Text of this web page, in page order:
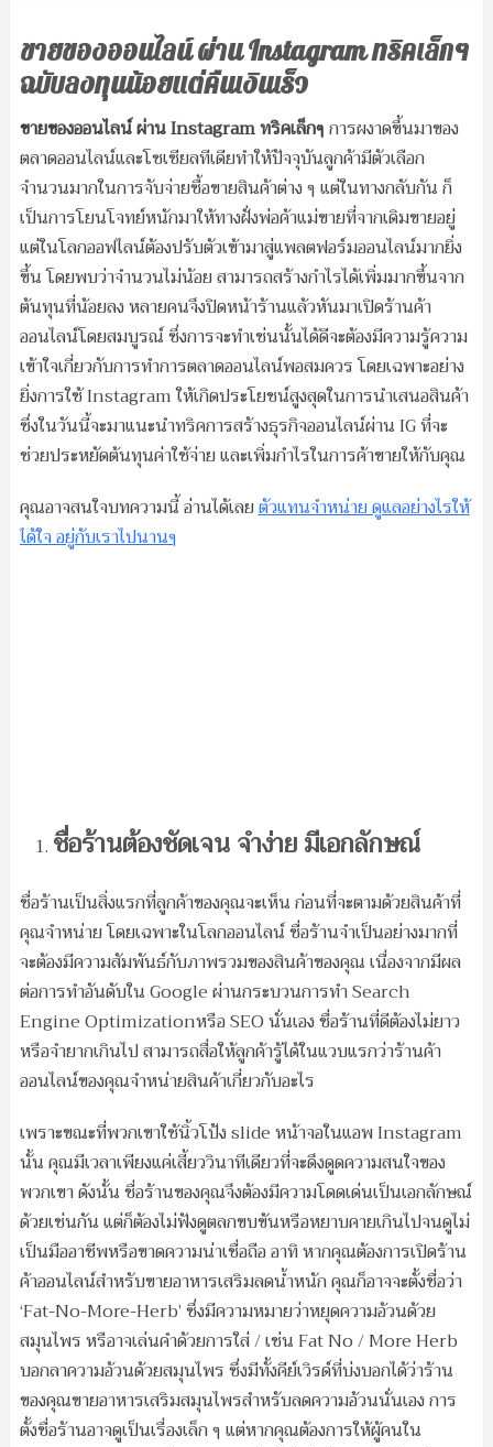
ขายของออนไลน์ ผ่านInstagram ทริคเล็กๆ
ฉบับลงทุนน้อยแต่คืนเงินเร็ว
ขายของออนไลน์ ผ่าน Instagram ทริคเล็กๆการผงาดขึ้นมาของ
ตลาดออนไลน์และโซเชียลทีเดียทำให้ปัจจุบันลูกค้ามีตัวเลือก
จำนวนมากในการจับจ่ายซื้อขายสินค้าต่าง ๆ แต่ในทางกลับกัน ก็
เป็นการโยนโจทย์หนักมาให้ทางฝั่งพ่อค้าแม่ขายที่จากเดิมขายอยู่
แต่ในโลกออฟไลน์ต้องปรับตัวเข้ามาสู่แพลตฟอร์มออนไลน์มากยิ่ง
ขึ้น โดยพบว่าจำนวนไม่น้อย สามารถสร้างกำไรได้เพิ่มมากขึ้นจาก
ต้นทุนที่น้อยลง หลายคนจึงปิดหน้าร้านแล้วหันมาเปิดร้านค้า
ออนไลน์โดยสมบูรณ์ ซึ่งการจะทำเช่นนั้นได้ดีจะต้องมีความรู้ความ
เข้าใจเกี่ยวกับการทำการตลาดออนไลน์พอสมควร โดยเฉพาะอย่าง
ยิ่งการใช้ Instagram ให้เกิดประโยชน์สูงสุดในการนำเสนอสินค้า
ซึ่งในวันนี้จะมาแนะนำทริคการสร้างธุรกิจออนไลน์ผ่าน IG ที่จะ
ช่วยประหยัดต้นทุนค่าใช้จ่าย และเพิ่มกำไรในการค้าขายให้กับคุณ
คุณอาจสนใจบทความนี้ อ่านได้เลยตัวแทนจำหน่าย ดูแลอย่างไรให้
ได้ใจ อยู่กับเราไปนานๆ
ชื่อร้านต้องชัดเจน จำง่าย มีเอกลักษณ์
ชื่อร้านเป็นสิ่งแรกที่ลูกค้าของคุณจะเห็น ก่อนที่จะตามด้วยสินค้าที่
คุณจำหน่าย โดยเฉพาะในโลกออนไลน์ ชื่อร้านจำเป็นอย่างมากที่
จะต้องมีความสัมพันธ์กับภาพรวมของสินค้าของคุณ เนื่องจากมีผล
ต่อการทำอันดับใน Google ผ่านกระบวนการทำ Search
Engine Optimizationหรือ SEO นั่นเอง ชื่อร้านที่ดีต้องไม่ยาว
หรือจำยากเกินไป สามารถสื่อให้ลูกค้ารู้ได้ในแวบแรกว่าร้านค้า
ออนไลน์ของคุณจำหน่ายสินค้าเกี่ยวกับอะไร
เพราะขณะที่พวกเขาใช้นิ้วโป้ง slide หน้าจอในแอพ Instagram
นั้น คุณมีเวลาเพียงแค่เสี้ยววินาทีเดียวที่จะดึงดูดความสนใจของ
พวกเขา ดังนั้น ชื่อร้านของคุณจึงต้องมีความโดดเด่นเป็นเอกลักษณ์
ด้วยเช่นกัน แต่ก็ต้องไม่ฟังดูตลกขบขันหรือหยาบคายเกินไปจนดูไม่
เป็นมืออาชีพหรือขาดความน่าเชื่อถือ อาทิ หากคุณต้องการเปิดร้าน
ค้าออนไลน์สำหรับขายอาหารเสริมลดน้ำหนัก คุณก็อาจจะตั้งชื่อว่า
‘Fat-No-More-Herb’ ซึ่งมีความหมายว่าหยุดความอ้วนด้วย
สมุนไพร หรือาจเล่นคำด้วยการใส่ / เช่น Fat No / More Herb
บอกลาความอ้วนด้วยสมุนไพร ซึ่งมีทั้งคีย์เวิรด์ที่บ่งบอกได้ว่าร้าน
ของคุณขายอาหารเสริมสมุนไพรสำหรับลดความอ้วนนั่นเอง การ
ตั้งชื่อร้านอาจดูเป็นเรื่องเล็ก ๆ แต่หากคุณต้องการให้ผู้คนใน